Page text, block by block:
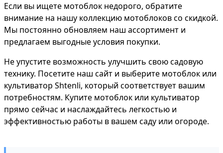
Если вы ищете мотоблок недорого, обратите
внимание на нашу коллекцию мотоблоков со скидкой.
Мы постоянно обновляем наш ассортимент и
предлагаем выгодные условия покупки.
Не упустите возможность улучшить свою садовую
технику. Посетите наш сайт и выберите мотоблок или
культиватор Shtenli, который соответствует вашим
потребностям. Купите мотоблок или культиватор
прямо сейчас и наслаждайтесь легкостью и
эффективностью работы в вашем саду или огороде.